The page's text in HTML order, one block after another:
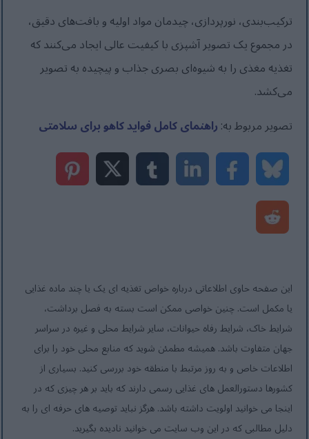
ترکیب‌بندی، نورپردازی، چیدمان مواد اولیه و بافت‌های دقیق،
در مجموع یک تصویر آشپزی با کیفیت عالی ایجاد می‌کنند که
تغذیه مغذی را به شیوه‌ای بصری جذاب و پیچیده به تصویر
می‌کشد.
تصویر مربوط به:راهنمای کامل فواید کاهو برای سلامتی
این صفحه حاوی اطلاعاتی درباره خواص تغذیه ای یک یا چند ماده غذایی
یا مکمل است. چنین خواصی ممکن است بسته به فصل برداشت،
شرایط خاک، شرایط رفاه حیوانات، سایر شرایط محلی و غیره در سراسر
جهان متفاوت باشد. همیشه مطمئن شوید که منابع محلی خود را برای
اطلاعات خاص و به روز مرتبط با منطقه خود بررسی کنید. بسیاری از
کشورها دستورالعمل های غذایی رسمی دارند که باید بر هر چیزی که در
اینجا می خوانید اولویت داشته باشد. هرگز نباید توصیه های حرفه ای را به
دلیل مطالبی که در این وب سایت می خوانید نادیده بگیرید.